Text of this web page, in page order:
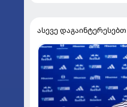
ასევე დაგაინტერესებთ